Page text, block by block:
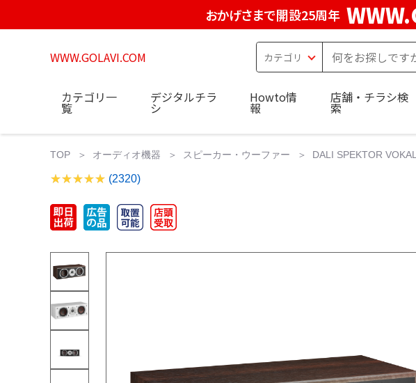
おかげさまで開設25周年
WWW.GOLAVI.COM
カテゴリ一
覧
デジタルチラ
シ
Howto情
報
店舗・チラシ検
索
TOP オーディオ機器 スピーカー・ウーファー DALI SPEKTOR
(2320)